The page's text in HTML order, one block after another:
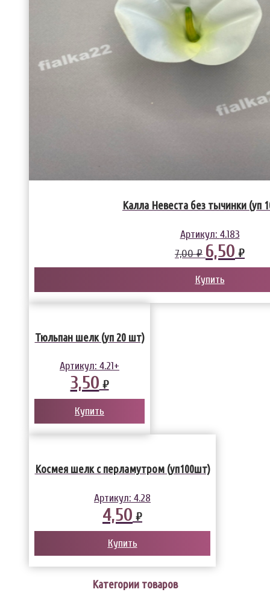
Калла Невеста без тычинки (уп
Артикул: 4.183
7,00 ₽ 6,50 ₽
Купить
Тюльпан шелк (уп 20 шт)
Артикул: 4.21+
3,50 ₽
Купить
Космея шелк с перламутром (уп100шт)
Артикул: 4.28
4,50 ₽
Купить
Категории товаров